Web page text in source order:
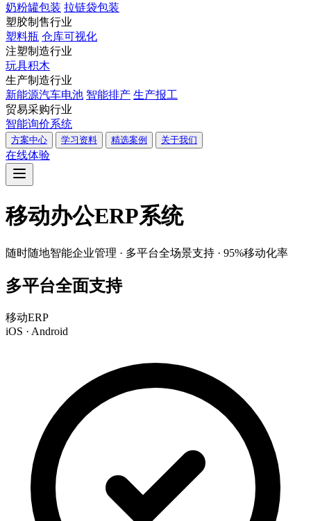
奶粉罐包装 拉链袋包装
塑胶制售行业
塑料瓶 仓库可视化
注塑制造行业
玩具积木
生产制造行业
新能源汽车电池 智能排产 生产报工
贸易采购行业
智能询价系统
方案中心 学习资料 精选案例 关于我们
在线体验
移动办公ERP系统
随时随地智能企业管理 · 多平台全场景支持 · 95%移动化率
多平台全面支持
移动ERP
iOS · Android